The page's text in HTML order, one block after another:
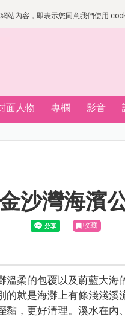
站內容，即表示您同意我們使用
面人物 專欄 影音
沙灣海濱
收藏
柔的包覆以及蔚藍大海
的就是海灘上有條淺淺溪
，更好清理。溪水在內